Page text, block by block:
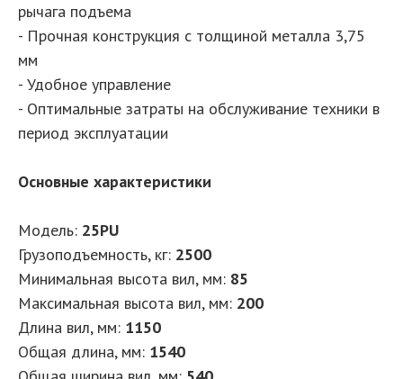
рычага подъема
- Прочная конструкция с толщиной металла 3,75
мм
- Удобное управление
- Оптимальные затраты на обслуживание техники в
период эксплуатации
Основные характеристики
Модель: 25PU
Грузоподъемность, кг: 2500
Минимальная высота вил, мм: 85
Максимальная высота вил, мм: 200
Длина вил, мм: 1150
Общая длина, мм: 1540